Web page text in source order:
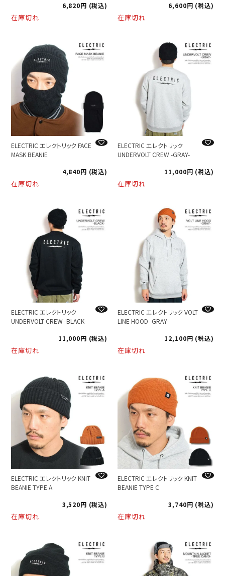
6,820
税込
在庫切れ
6,600
税込
在庫切れ
ELECTRIC エレクトリック FACE
MASK BEANIE
4,840
税込
在庫切れ
ELECTRIC エレクトリック
UNDERVOLT CREW -GRAY-
11,000
税込
在庫切れ
ELECTRIC エレクトリック
UNDERVOLT CREW -BLACK-
11,000
税込
在庫切れ
ELECTRIC エレクトリック VOLT
LINE HOOD -GRAY-
12,100
税込
在庫切れ
ELECTRIC エレクトリック KNIT
BEANIE TYPE A
3,520
税込
在庫切れ
ELECTRIC エレクトリック KNIT
BEANIE TYPE C
3,740
税込
在庫切れ